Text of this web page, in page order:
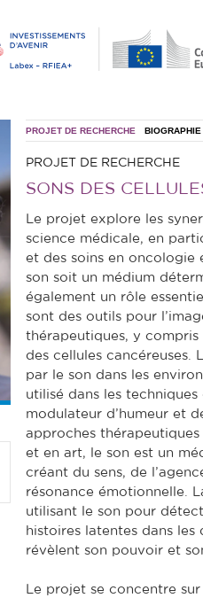
PROJET DE RECHERCHE BIOGRAPHIE
PROJET DE RECHERCHE
SONS DES
Le projet explore les
science médicale, en
et des soins en
son soit un médium
également un rôle
sont des outils pour
thérapeutiques, y
des cellules cancéreuses.
par le son dans les
utilisé dans les
modulateur d’humeur et
approches
et en art, le son est un
créant du sens, de
résonance émotionnelle.
utilisant le son pour
histoires latentes dans les
révèlent son pouvoir et
Le projet se concentre